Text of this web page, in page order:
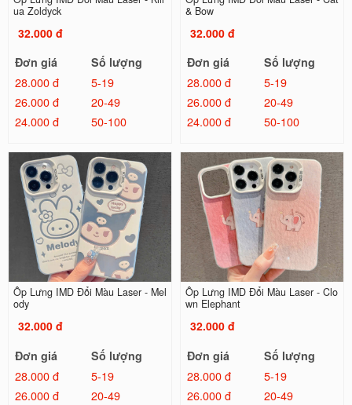
ua Zoldyck
32.000 đ
Đơn giá
Số lượng
28.000 đ
5-19
26.000 đ
20-49
24.000 đ
50-100
& Bow
32.000 đ
Đơn giá
Số lượng
28.000 đ
5-19
26.000 đ
20-49
24.000 đ
50-100
Ốp Lưng IMD Đổi Màu Laser - Mel
ody
32.000 đ
Đơn giá
Số lượng
28.000 đ
5-19
26.000 đ
20-49
Ốp Lưng IMD Đổi Màu Laser - Clo
wn Elephant
32.000 đ
Đơn giá
Số lượng
28.000 đ
5-19
26.000 đ
20-49